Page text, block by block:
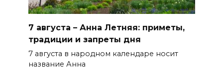
06 августа 2026 16:57
Дончан приглашают
поучаствовать в конкурсе
«Лучший школьный педагог-
7 августа – Анна Летняя: приметы,
традиции и запреты дня
7 августа в народном календаре носит
название Анна